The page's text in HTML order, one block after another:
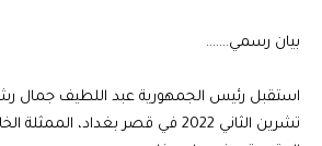
بيان رسمي…….
تشرين الثاني 2022 في قصر بغداد،